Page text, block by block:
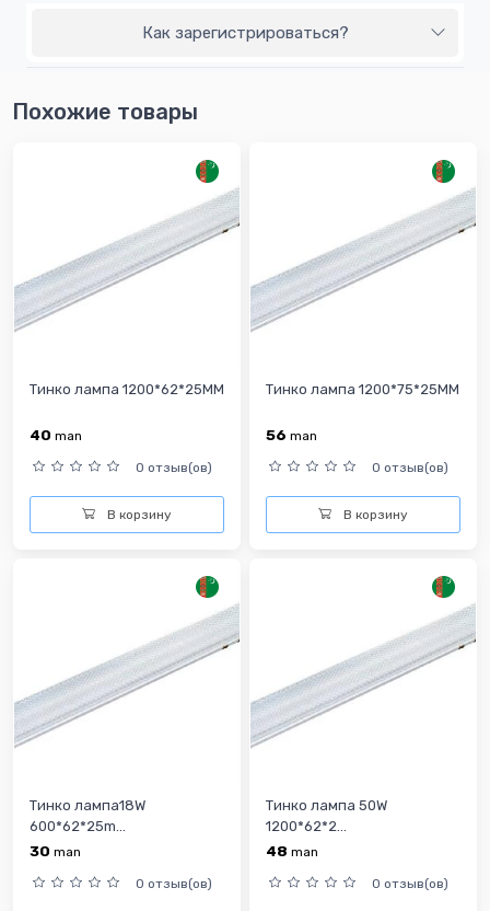
Как зарегистрироваться?
Похожие товары
Тинко лампа 1200*62*25MM
40 man
0 отзыв(ов)
В корзину
Тинко лампа 1200*75*25MM
56 man
0 отзыв(ов)
В корзину
Тинко лампа18W
600*62*25m...
30 man
0 отзыв(ов)
Тинко лампа 50W
1200*62*2...
48 man
0 отзыв(ов)